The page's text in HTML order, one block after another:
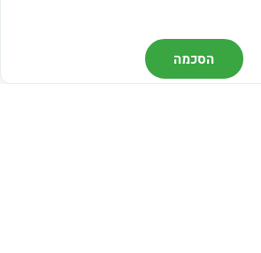
הסכמה